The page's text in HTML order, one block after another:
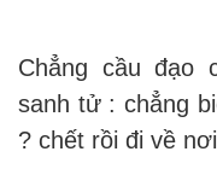
Chẳng cầu đạo
sanh tử : chẳng
? chết rồi đi về